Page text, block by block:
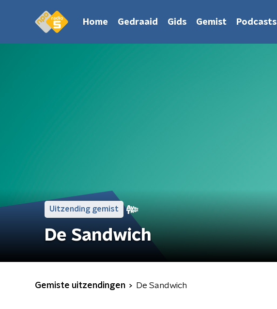
Home Gedraaid Gids Gemist Podcasts
Uitzending gemist
De Sandwich
Gemiste uitzendingen De Sandwich